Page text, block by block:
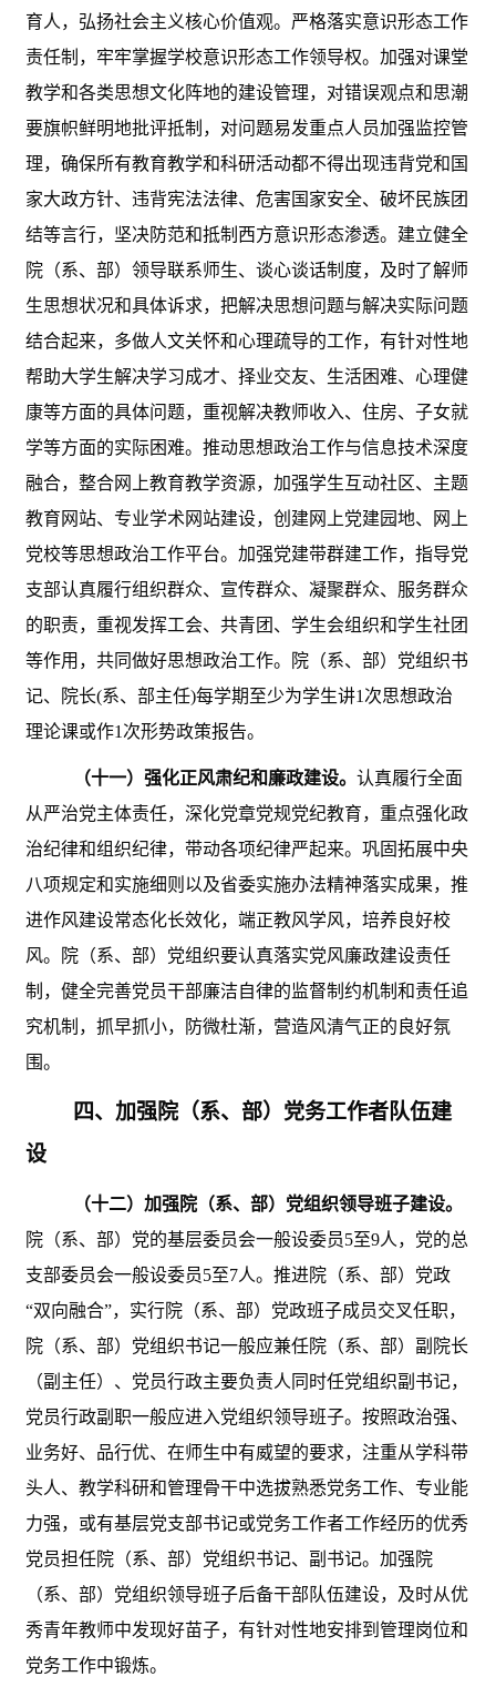
育人，弘扬社会主义核心价值观。严格落实意识形态工作
责任制，牢牢掌握学校意识形态工作领导权。加强对课堂
教学和各类思想文化阵地的建设管理，对错误观点和思潮
要旗帜鲜明地批评抵制，对问题易发重点人员加强监控管
理，确保所有教育教学和科研活动都不得出现违背党和国
家大政方针、违背宪法法律、危害国家安全、破坏民族团
结等言行，坚决防范和抵制西方意识形态渗透。建立健全
院（系、部）领导联系师生、谈心谈话制度，及时了解师
生思想状况和具体诉求，把解决思想问题与解决实际问题
结合起来，多做人文关怀和心理疏导的工作，有针对性地
帮助大学生解决学习成才、择业交友、生活困难、心理健
康等方面的具体问题，重视解决教师收入、住房、子女就
学等方面的实际困难。推动思想政治工作与信息技术深度
融合，整合网上教育教学资源，加强学生互动社区、主题
教育网站、专业学术网站建设，创建网上党建园地、网上
党校等思想政治工作平台。加强党建带群建工作，指导党
支部认真履行组织群众、宣传群众、凝聚群众、服务群众
的职责，重视发挥工会、共青团、学生会组织和学生社团
等作用，共同做好思想政治工作。院（系、部）党组织书
记、院长(系、部主任)每学期至少为学生讲1次思想政治
理论课或作1次形势政策报告。
（十一）强化正风肃纪和廉政建设。认真履行全面
从严治党主体责任，深化党章党规党纪教育，重点强化政
治纪律和组织纪律，带动各项纪律严起来。巩固拓展中央
八项规定和实施细则以及省委实施办法精神落实成果，推
进作风建设常态化长效化，端正教风学风，培养良好校
风。院（系、部）党组织要认真落实党风廉政建设责任
制，健全完善党员干部廉洁自律的监督制约机制和责任追
究机制，抓早抓小，防微杜渐，营造风清气正的良好氛
围。
四、加强院（系、部）党务工作者队伍建
设
（十二）加强院（系、部）党组织领导班子建设。
院（系、部）党的基层委员会一般设委员5至9人，党的总
支部委员会一般设委员5至7人。推进院（系、部）党政
“双向融合”，实行院（系、部）党政班子成员交叉任职，
院（系、部）党组织书记一般应兼任院（系、部）副院长
（副主任）、党员行政主要负责人同时任党组织副书记，
党员行政副职一般应进入党组织领导班子。按照政治强、
业务好、品行优、在师生中有威望的要求，注重从学科带
头人、教学科研和管理骨干中选拔熟悉党务工作、专业能
力强，或有基层党支部书记或党务工作者工作经历的优秀
党员担任院（系、部）党组织书记、副书记。加强院
（系、部）党组织领导班子后备干部队伍建设，及时从优
秀青年教师中发现好苗子，有针对性地安排到管理岗位和
党务工作中锻炼。